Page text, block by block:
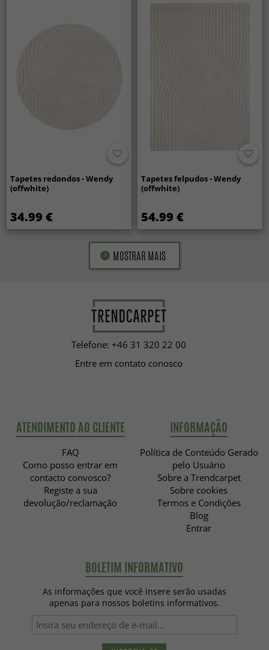
Tapetes redondos - Wendy
(offwhite)
34.99 €
Tapetes felpudos - Wendy
(offwhite)
54.99 €
MOSTRAR MAIS
Telefone: +46 31 320 22 00
Entre em contato conosco
ATENDIMENTO AO CLIENTE
FAQ
Como posso entrar em
contacto convosco?
Registe a sua
devolução/reclamação
INFORMAÇÃO
Política de Conteúdo Gerado
pelo Usuário
Sobre a Trendcarpet
Sobre cookies
Termos e Condições
Blog
Entrar
BOLETIM INFORMATIVO
As informações que você insere serão usadas
apenas para nossos boletins informativos.